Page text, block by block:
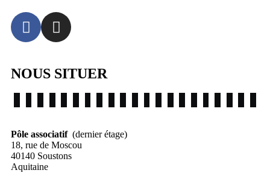
NOUS SITUER
Pôle associatif (dernier étage)
18, rue de Moscou
40140 Soustons
Aquitaine